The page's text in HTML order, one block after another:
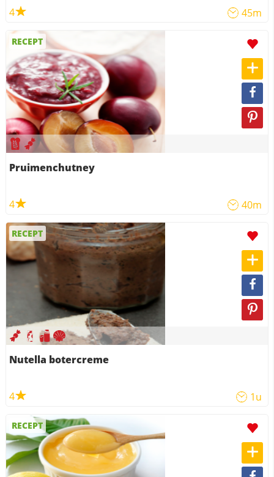
4 45m
RECEPT
Pruimenchutney
4 40m
RECEPT
Nutella botercreme
4 1u
RECEPT